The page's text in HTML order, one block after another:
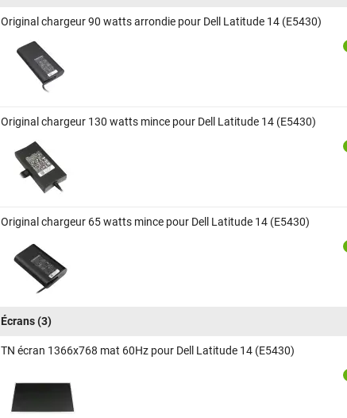
Original chargeur 90 watts arrondie pour Dell Latitude 14 (E5430)
Original chargeur 130 watts mince pour Dell Latitude 14 (E5430)
Original chargeur 65 watts mince pour Dell Latitude 14 (E5430)
Écrans(3)
TN écran 1366x768 mat 60Hz pour Dell Latitude 14 (E5430)